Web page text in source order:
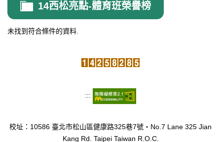
14西松亮點-體育班榮譽榜
未找到符合條件的資料.
:::
校址：10586 臺北市松山區健康路325巷7號‧No.7 Lane 325 Jian
Kang Rd. Taipei Taiwan R.O.C.